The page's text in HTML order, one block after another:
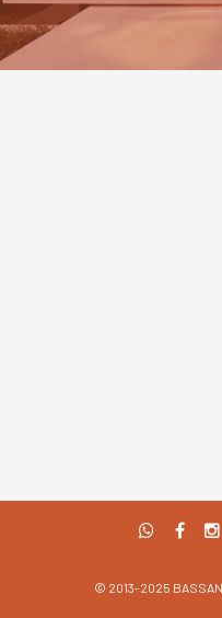
© 2013-2025